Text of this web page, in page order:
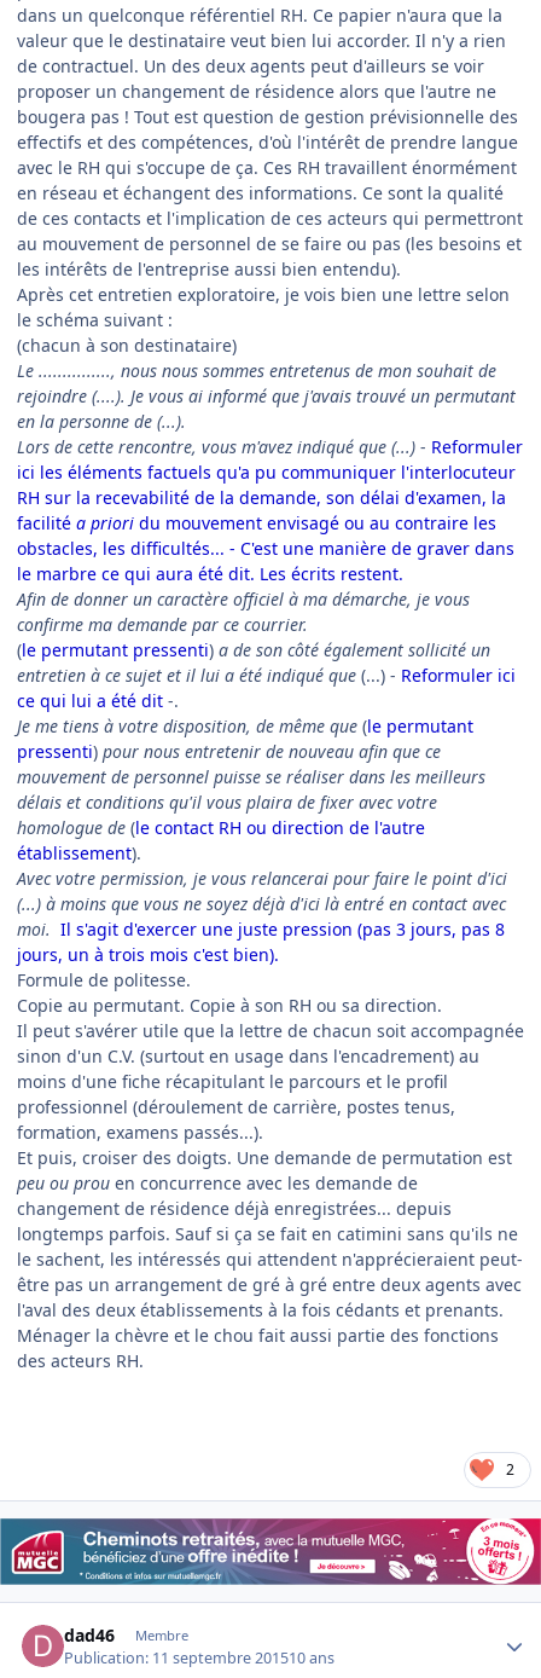
dans un quelconque référentiel RH. Ce papier n'aura que la
valeur que le destinataire veut bien lui accorder. Il n'y a rien
de contractuel. Un des deux agents peut d'ailleurs se voir
proposer un changement de résidence alors que l'autre ne
bougera pas ! Tout est question de gestion prévisionnelle des
effectifs et des compétences, d'où l'intérêt de prendre langue
avec le RH qui s'occupe de ça. Ces RH travaillent énormément
en réseau et échangent des informations. Ce sont la qualité
de ces contacts et l'implication de ces acteurs qui permettront
au mouvement de personnel de se faire ou pas (les besoins et
les intérêts de l'entreprise aussi bien entendu).
Après cet entretien exploratoire, je vois bien une lettre selon
le schéma suivant :
(chacun à son destinataire)
Le ..............., nous nous sommes entretenus de mon souhait de
rejoindre (....). Je vous ai informé que j'avais trouvé un permutant
en la personne de (...).
Lors de cette rencontre, vous m'avez indiqué que (...) - Reformuler
ici les éléments factuels qu'a pu communiquer l'interlocuteur
RH sur la recevabilité de la demande, son délai d'examen, la
facilité a priori du mouvement envisagé ou au contraire les
obstacles, les difficultés... - C'est une manière de graver dans
le marbre ce qui aura été dit. Les écrits restent.
Afin de donner un caractère officiel à ma démarche, je vous
confirme ma demande par ce courrier.
(le permutant pressenti) a de son côté également sollicité un
entretien à ce sujet et il lui a été indiqué que (...) - Reformuler ici
ce qui lui a été dit -.
Je me tiens à votre disposition, de même que (le permutant
pressenti) pour nous entretenir de nouveau afin que ce
mouvement de personnel puisse se réaliser dans les meilleurs
délais et conditions qu'il vous plaira de fixer avec votre
homologue de (le contact RH ou direction de l'autre
établissement).
Avec votre permission, je vous relancerai pour faire le point d'ici
(...) à moins que vous ne soyez déjà d'ici là entré en contact avec
moi. Il s'agit d'exercer une juste pression (pas 3 jours, pas 8
jours, un à trois mois c'est bien).
Formule de politesse.
Copie au permutant. Copie à son RH ou sa direction.
Il peut s'avérer utile que la lettre de chacun soit accompagnée
sinon d'un C.V. (surtout en usage dans l'encadrement) au
moins d'une fiche récapitulant le parcours et le profil
professionnel (déroulement de carrière, postes tenus,
formation, examens passés...).
Et puis, croiser des doigts. Une demande de permutation est
peu ou prou en concurrence avec les demande de
changement de résidence déjà enregistrées... depuis
longtemps parfois. Sauf si ça se fait en catimini sans qu'ils ne
le sachent, les intéressés qui attendent n'apprécieraient peut-
être pas un arrangement de gré à gré entre deux agents avec
l'aval des deux établissements à la fois cédants et prenants.
Ménager la chèvre et le chou fait aussi partie des fonctions
des acteurs RH.
2
dad46 Membre
Publication: 11 septembre 201510 ans